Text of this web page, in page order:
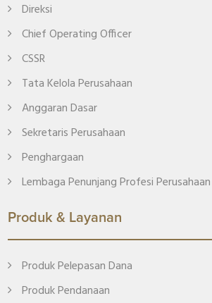
Direksi
Chief Operating Officer
CSSR
Tata Kelola Perusahaan
Anggaran Dasar
Sekretaris Perusahaan
Penghargaan
Lembaga Penunjang Profesi Perusahaan
Produk & Layanan
Produk Pelepasan Dana
Produk Pendanaan